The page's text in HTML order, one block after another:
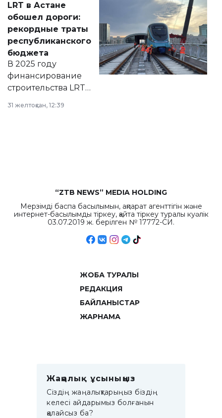
документ
появился в базе
нормативных
правовых актов и
на сайте маслихат
города.
LRT в Астане
обошел дороги:
рекордные траты
республиканского
бюджета
В 2025 году
финансирование
строительства LRT
республиканского
31 желтоқсан, 12:39
“ZTB NEWS” MEDIA HOLDING
Мерзімді баспа басылымын, ақпарат агенттігін және
интернет-басылымды тіркеу, қайта тіркеу туралы куәлік
03.07.2019 ж. берілген № 17772-СИ.
ЖОБА ТУРАЛЫ
РЕДАКЦИЯ
БАЙЛАНЫСТАР
ЖАРНАМА
Жаңалық ұсыныңыз
Сіздің жаңалықтарыңыз біздің
келесі айдарымыз болғанын
қалайсыз ба?